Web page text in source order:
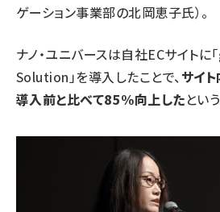
ゲーション事業部の北岡恵子氏）。
ナノ・ユニバースは自社ECサイトに
Solution」を導入したことで、サイ
導入前と比べて85%向上したという